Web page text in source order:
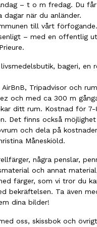
– t o m fredag. Du
när du anländer.
till vårt förfogande.
– med en offentlig
bageri, en
Tripadvisor och
och med ca 300 m
ditt rum. Kostnad för 7-
Det finns också
och dela på
Måneskiöld.
några penslar,
och annat
färger, som vi tror du
bekräftelsen. Ta även
dina bilder!
oss, skissbok och övrigt